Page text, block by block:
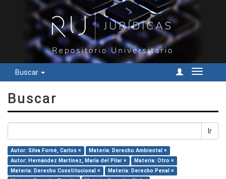
Buscar
Cambiar
Buscar
Ir
Autor: Silva Forné, Carlos ×
Materia: Derecho Ambiental ×
Autor: Hernández Martínez, María del Pilar ×
Materia: Otro ×
Materia: Derecho Constitucional ×
Materia: Derecho Penal ×